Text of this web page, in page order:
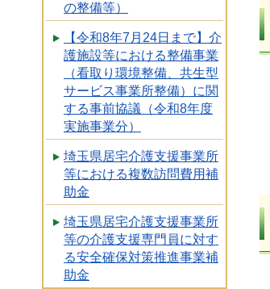
の整備等）
【令和8年7月24日まで】介
護施設等における整備事業
（看取り環境整備、共生型
サービス事業所整備）に関
する事前協議（令和8年度
実施事業分）
埼玉県居宅介護支援事業所
等における複数訪問費用補
助金
埼玉県居宅介護支援事業所
等の介護支援専門員に対す
る安全確保対策推進事業補
助金